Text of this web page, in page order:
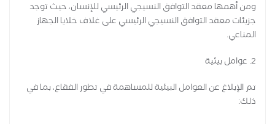
ومن أهمها معقد التوافق النسيجي الرئيسي للإنسان، حيث توجد
جزيئات معقد التوافق النسيجي الرئيسي على غلاف خلايا الجهاز
المناعي.
2. عوامل بيئية
تم الإبلاغ عن العوامل البيئية للمساهمة في تطور الفقاع، بما في
ذلك: